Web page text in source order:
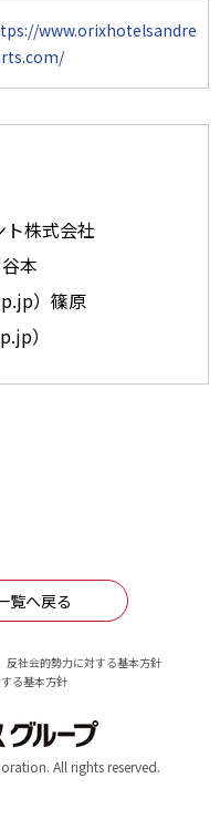
www.orixhotelsandre
株式会社
本
）篠原
）
覧へ戻る
反社会的勢力に対する基本方針
る基本方針
All rights reserved.